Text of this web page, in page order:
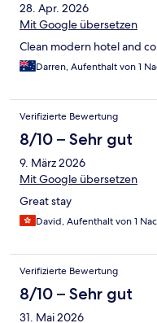
28. Apr. 2026
Mit Google übersetzen
Clean modern hotel and
Darren, Aufenthalt von 1
Verifizierte Bewertung
8/10 – Sehr gut
9. März 2026
Mit Google übersetzen
Great stay
David, Aufenthalt von 1
Verifizierte Bewertung
8/10 – Sehr gut
31. Mai 2026